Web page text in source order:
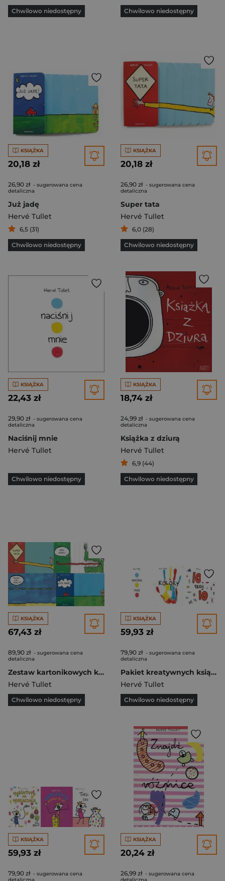
Chwilowo niedostępny Chwilowo niedostępny
KSIĄŻKA
20,18 zł
26,90 zł - sugerowana cena
detaliczna
Już jadę
Hervé Tullet
6,5 (31)
Chwilowo niedostępny
KSIĄŻKA
20,18 zł
26,90 zł - sugerowana cena
detaliczna
Super tata
Hervé Tullet
6,0 (28)
Chwilowo niedostępny
KSIĄŻKA
22,43 zł
29,90 zł - sugerowana cena
detaliczna
Naciśnij mnie
Hervé Tullet
Chwilowo niedostępny
KSIĄŻKA
18,74 zł
24,99 zł - sugerowana cena
detaliczna
Książka z dziurą
Hervé Tullet
6,9 (44)
Chwilowo niedostępny
KSIĄŻKA
67,43 zł
89,90 zł - sugerowana cena
detaliczna
Zestaw kartonikowych książek dla najmłodszych Pakiet
Hervé Tullet
Chwilowo niedostępny
KSIĄŻKA
59,93 zł
79,90 zł - sugerowana cena
detaliczna
Pakiet kreatywnych książek Herve Tulleta
Hervé Tullet
Chwilowo niedostępny
KSIĄŻKA
59,93 zł
79,90 zł - sugerowana cena
KSIĄŻKA
20,24 zł
26,99 zł - sugerowana cena